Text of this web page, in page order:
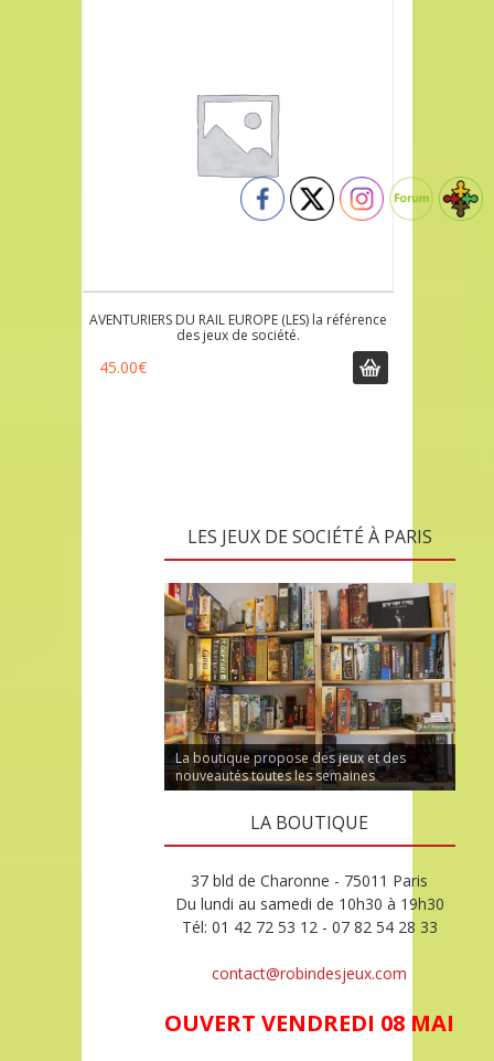
AVENTURIERS DU RAIL EUROPE (LES) la référence
des jeux de société.
45.00€
LES JEUX DE SOCIÉTÉ À PARIS
La boutique propose des jeux et des
nouveautés toutes les semaines
LA BOUTIQUE
37 bld de Charonne - 75011 Paris
Du lundi au samedi de 10h30 à 19h30
Tél: 01 42 72 53 12 - 07 82 54 28 33
contact@robindesjeux.com
OUVERT VENDREDI 08 MAI